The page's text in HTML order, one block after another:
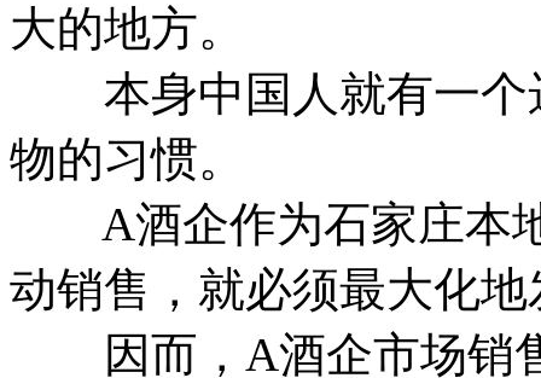
大的地方。
本身中国人就有一个
物的习惯。
A酒企作为石家庄本
动销售，就必须最大化
因而，A酒企市场销